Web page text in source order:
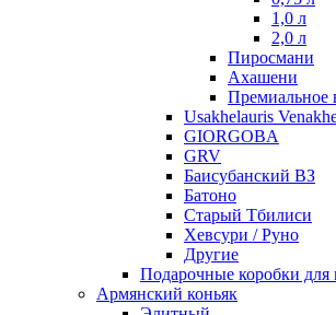
1,0 л
2,0 л
Пиросмани
Ахашени
Премиальное
Usakhelauris
GIORGOBA
GRV
Баисубанский ВЗ
Батоно
Старый Тбилиси
Хевсури / Руно
Другие
Подарочные коробки для
Армянский коньяк